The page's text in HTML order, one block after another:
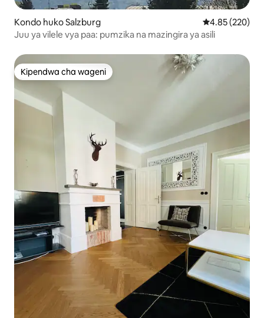
Kondo huko Salzburg Ukadiriaji wa
4.85 (220)
Juu ya vilele vya paa: pumzika na mazingira ya asili
Kipendwa cha wageni
Kipendwa cha wageni